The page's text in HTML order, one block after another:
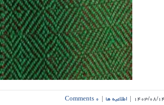
۱۴۰۳/۰۸/۱۴ | اطلاعیه ها | ۰ Comments